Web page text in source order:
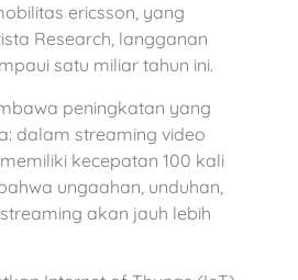
ericsson, yang
Research, langganan
satu miliar tahun ini.
peningkatan yang
dalam streaming video
kecepatan 100 kali
ungaahan, unduhan,
akan jauh lebih